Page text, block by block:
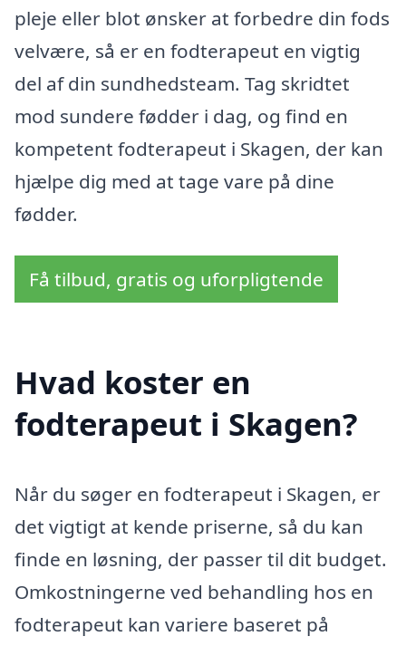
pleje eller blot ønsker at forbedre din fods
velvære, så er en fodterapeut en vigtig
del af din sundhedsteam. Tag skridtet
mod sundere fødder i dag, og find en
kompetent fodterapeut i Skagen, der kan
hjælpe dig med at tage vare på dine
fødder.
Få tilbud, gratis og uforpligtende
Hvad koster en
fodterapeut i Skagen?
Når du søger en fodterapeut i Skagen, er
det vigtigt at kende priserne, så du kan
finde en løsning, der passer til dit budget.
Omkostningerne ved behandling hos en
fodterapeut kan variere baseret på